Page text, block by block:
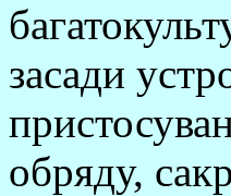
засади
обряду,